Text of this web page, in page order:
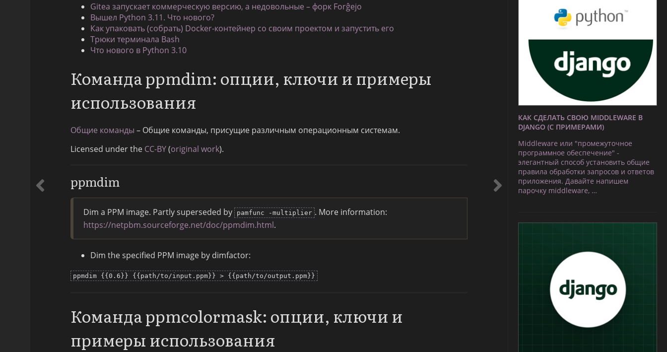
Gitea запускает коммерческую версию, а недовольные – форк Forĝejo
Вышел Python 3.11. Что нового?
Как упаковать (собрать) Docker-контейнер со своим проектом и запустить его
Трюки терминала Bash
Что нового в Python 3.10
Команда ppmdim: опции, ключи и примеры
использования
Общие команды – Общие команды, присущие различным операционным системам.
Licensed under the CC-BY(original work).
ppmdim
Dim a PPM image. Partly superseded by pamfunc -multiplier . More information:
https://netpbm.sourceforge.net/doc/ppmdim.html.
Dim the specified PPM image by dimfactor:
ppmdim {{0.6}} {{path/to/input.ppm}} > {{path/to/output.ppm}}
Команда ppmcolormask: опции, ключи и
примеры использования
КАК СДЕЛАТЬ СВОЮ MIDDLEWARE В
DJANGO (С ПРИМЕРАМИ)
Middleware или "промежуточное
программное обеспечение" -
элегантный способ установить общие
правила обработки запросов и ответов
приложения. Давайте напишем
парочку middleware, …